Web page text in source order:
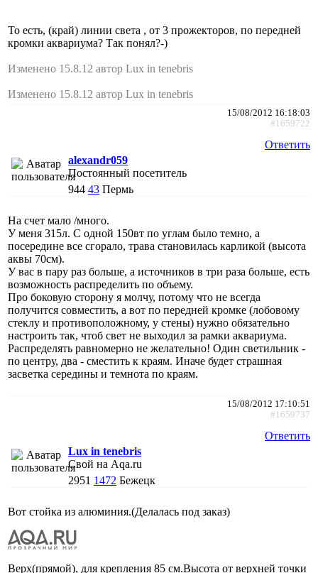
То есть, (край) линии света , от 3 прожекторов, по передней
кромки аквариума? Так понял?-)
Изменено 15.8.12 автор Lux in tenebris
Изменено 15.8.12 автор Lux in tenebris
15/08/2012 16:18:03
#1659722
Ответить
alexandr059
Постоянный посетитель
944 43 Пермь
На счет мало /много.
У меня 315л. С одной 150вт по углам было темно, а
посередине все сгорало, трава становилась карликой (высота
аквы 70см).
У вас в пару раз больше, а источников в три раза больше, есть
возможность распределить по объему.
Про боковую сторону я молчу, потому что не всегда
получится совместить, а вот по передней кромке (лобовому
стеклу и противоположному, у стены) нужно обязательно
настроить так, чтоб свет не выходил за рамки аквариума.
Распределять равномерно не желательно! Один светильник -
по центру, два - сместить к краям. Иначе будет страшная
засветка середины и темнота по краям.
15/08/2012 17:10:51
#1659737
Ответить
Lux in tenebris
Свой на Aqa.ru
2951 1472 Бежецк
Вот стойка из алюминия.(Делалась под заказ)
Верх(прямой), для крепления 85 см.Высота от верхней точки